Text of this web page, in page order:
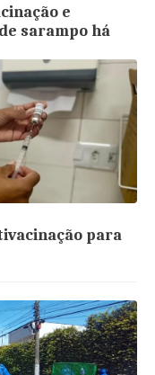
e
sarampo há
para